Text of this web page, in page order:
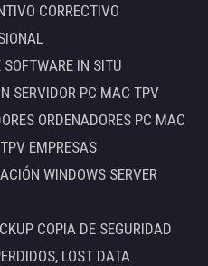
CORRECTIVO
IN SITU
SERVIDOR PC MAC TPV
ORDENADORES PC MAC
EMPRESAS
WINDOWS SERVER
COPIA DE SEGURIDAD
LOST DATA